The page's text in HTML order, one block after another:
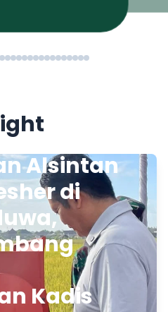
Alsintan
di
Kadis